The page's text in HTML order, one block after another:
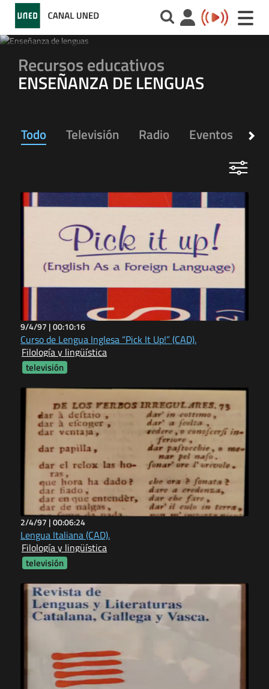
Toggle
Recursos educativos
ENSEÑANZA DE LENGUAS
Todo Televisión Radio Eventos
9/4/97 |00:10:16
Curso de Lengua Inglesa “Pick It Up!” (CAD).
Filología y lingüística
televisión
2/4/97 |00:06:24
Lengua Italiana (CAD).
Filología y lingüística
televisión